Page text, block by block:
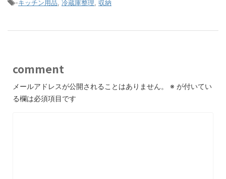
-キッチン用品 冷蔵庫整理 収納
comment
メールアドレスが公開されることはありません。 ※ が付いてい
る欄は必須項目です